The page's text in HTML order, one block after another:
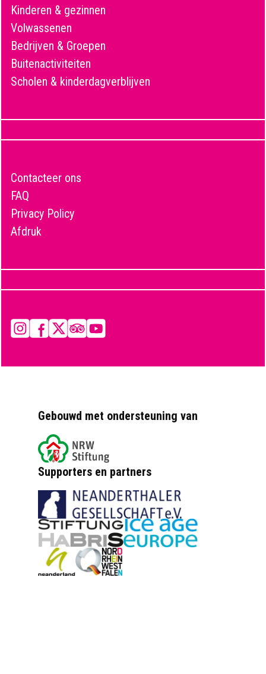
Kinderen & gezinnen
Volwassenen
Bedrijven & Groepen
Buitenactiviteiten
Scholen & kinderdagverblijven
Contacteer ons
FAQ
Privacy Policy
Afdruk
InstagramFacebook
X Tripadvisor
YouTube
Gebouwd met ondersteuning van
Supporters en partners